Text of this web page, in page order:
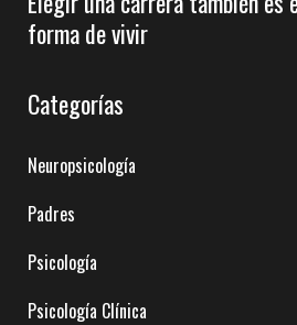
forma de vivir
Categorías
Neuropsicología
Padres
Psicología
Psicología Clínica